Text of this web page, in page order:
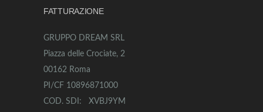
FATTURAZIONE
GRUPPO DREAM SRL
Piazza delle Crociate, 2
00162 Roma
PI/CF 10896871000
COD. SDI: XVBJ9YM